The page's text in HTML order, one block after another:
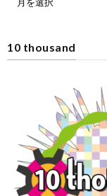
10 thousand